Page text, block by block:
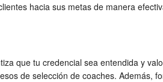
hacia sus metas de manera
que tu credencial sea entendida y
de selección de coaches. Además,